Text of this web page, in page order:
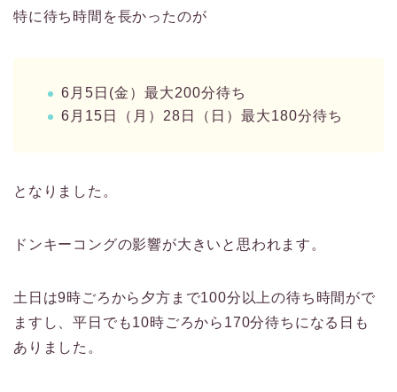
特に待ち時間を長かったのが
6月5日(金）最大200分待ち
6月15日（月）28日（日）最大180分待ち
となりました。
ドンキーコングの影響が大きいと思われます。
土日は9時ごろから夕方まで100分以上の待ち時間がで
ますし、平日でも10時ごろから170分待ちになる日も
ありました。